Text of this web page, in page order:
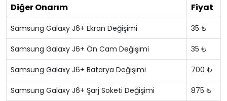
Diğer Onarım Fiyat
Samsung Galaxy J6+ Ekran Değişimi 35 ₺
Samsung Galaxy J6+ Ön Cam Değişimi 35 ₺
Samsung Galaxy J6+ Batarya Değişimi 700 ₺
Samsung Galaxy J6+ Şarj Soketi Değişimi 875 ₺